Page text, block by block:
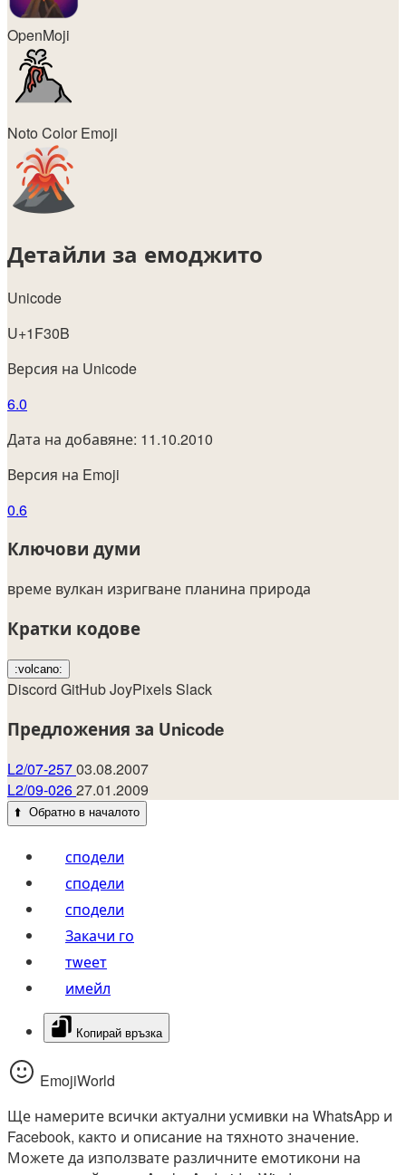
OpenMoji
Noto Color Emoji
Детайли за емоджито
Unicode
U+1F30B
Версия на Unicode
6.0
Дата на добавяне: 11.10.2010
Версия на Emoji
0.6
Ключови думи
време вулкан изригване планина природа
Кратки кодове
:volcano:
Discord GitHubJoyPixelsSlack
Предложения за Unicode
L2/07-25703.08.2007
L2/09-02627.01.2009
⬆️ Обратно в началото
сподели
сподели
сподели
Закачи го
тwеет
имейл
Копирай връзка
EmojiWorld
Ще намерите всички актуални усмивки на WhatsApp и
Facebook, както и описание на тяхното значение.
Можете да използвате различните емотикони на